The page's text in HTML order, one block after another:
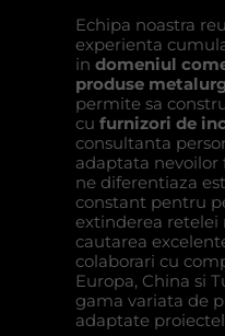
Echipa noastra
experienta
in domeniul
produse
permite sa
cu furnizori de
consultanta
adaptata nevoilor
ne diferentiaza
constant pentru
extinderea retelei
cautarea
colaborari cu
Europa, China si
gama variata de
adaptate